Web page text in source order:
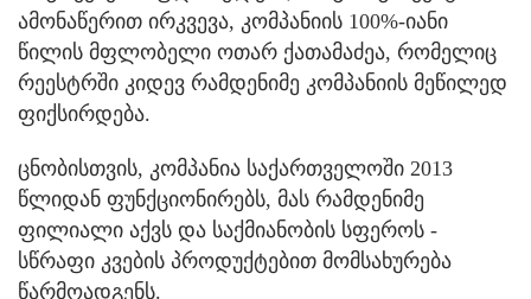
ამონაწერით ირკვევა, კომპანიის 100%-იანი
წილის მფლობელი ოთარ ქათამაძეა, რომელიც
რეესტრში კიდევ რამდენიმე კომპანიის მეწილედ
ფიქსირდება.
ცნობისთვის, კომპანია საქართველოში 2013
წლიდან ფუნქციონირებს, მას რამდენიმე
ფილიალი აქვს და საქმიანობის სფეროს -
სწრაფი კვების პროდუქტებით მომსახურება
წარმოადგენს.